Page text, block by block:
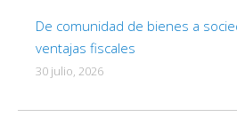
De comunidad de bienes a
ventajas fiscales
30 julio, 2026